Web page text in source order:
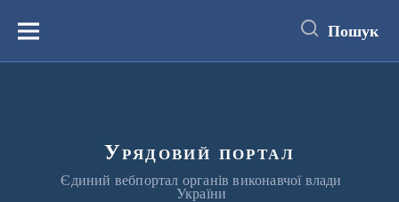
вмістуМеню Пошук
Урядовий портал
Єдиний вебпортал органів виконавчої влади
України